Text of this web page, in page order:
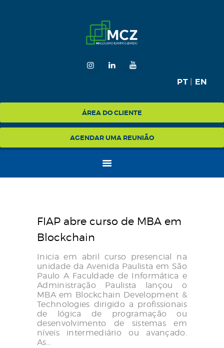
PT| EN
ÁREA DO CLIENTE
AGENDAR UMA REUNIÃO
NA MÍDIA
BLOG
CONTATO
FIAP abre curso de MBA em
Blockchain
Inicia em abril curso presencial na
unidade da Avenida Paulista em São
Paulo A Faculdade de Informática e
Administração Paulista lançou o
MBA em Blockchain Development &
Technologies dirigido a profissionais
de lógica de programação ou
desenvolvimento de sistemas em
níveis intermediário ou avançado.
As…